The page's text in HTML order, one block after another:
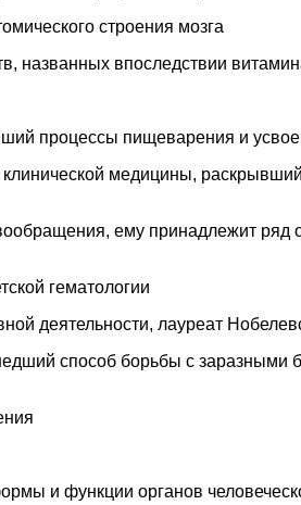
строения мозга
названных впоследствии
процессы пищеварения и
медицины,
ему принадлежит ряд
гематологии
деятельности, лауреат
способ борьбы с
и функции органов